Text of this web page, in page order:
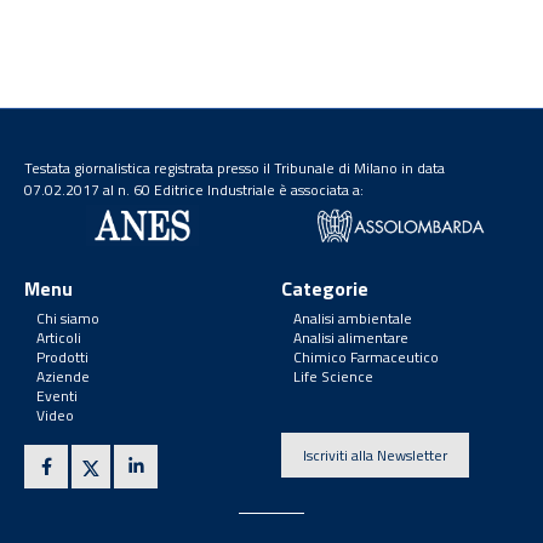
Testata giornalistica registrata presso il Tribunale di Milano in data
07.02.2017 al n. 60 Editrice Industriale è associata a:
Menu
Chi siamo
Articoli
Prodotti
Aziende
Eventi
Video
Categorie
Analisi ambientale
Analisi alimentare
Chimico Farmaceutico
Life Science
Iscriviti alla Newsletter